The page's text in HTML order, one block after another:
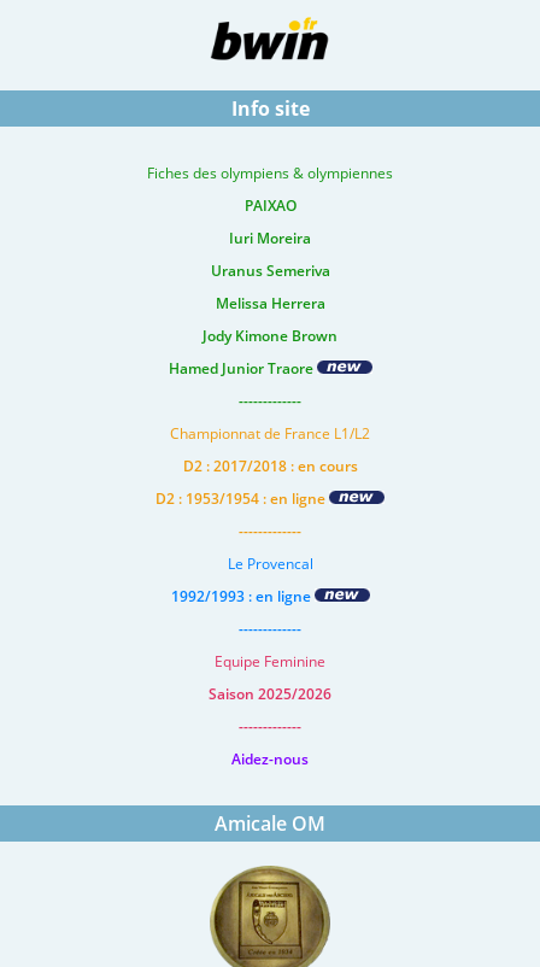
Info site
Fiches des olympiens & olympiennes
PAIXAO
Iuri Moreira
Uranus Semeriva
Melissa Herrera
Jody Kimone Brown
Hamed Junior Traore
-------------
Championnat de France L1/L2
D2 : 2017/2018 : en cours
D2 : 1953/1954 : en ligne
-------------
Le Provencal
1992/1993 : en ligne
-------------
Equipe Feminine
Saison 2025/2026
-------------
Aidez-nous
Amicale OM